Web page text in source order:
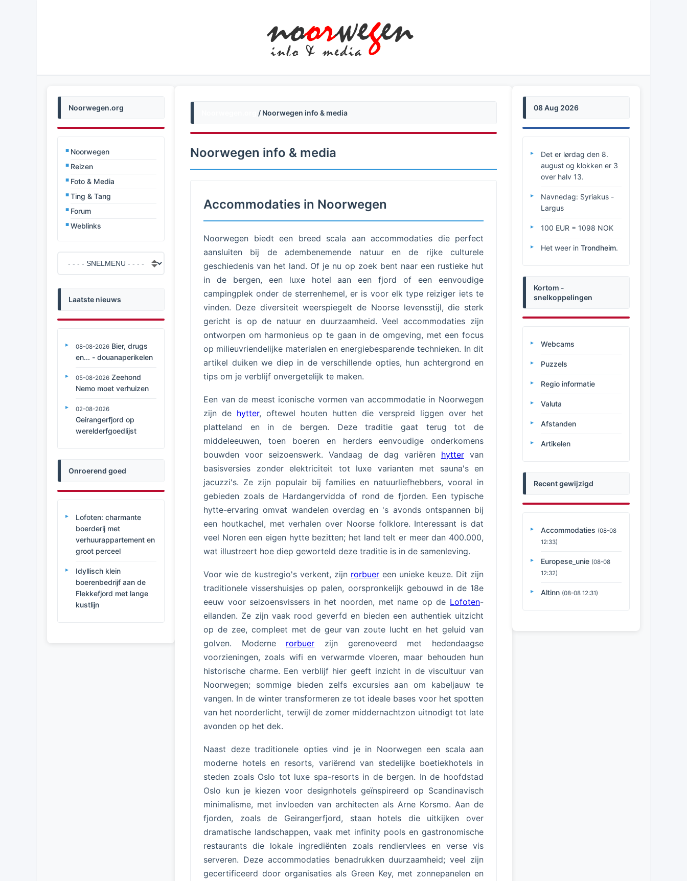
Noorwegen.org
Noorwegen
Reizen
Foto & Media
Ting & Tang
Forum
Weblinks
Laatste nieuws
08-08-2026 Bier, drugs
en... - douanaperikelen
05-08-2026 Zeehond
Nemo moet verhuizen
02-08-2026
Geirangerfjord op
werelderfgoedlijst
Onroerend goed
Lofoten: charmante
boerderij met
verhuurappartement en
groot perceel
Idyllisch klein
boerenbedrijf aan de
Flekkefjord met lange
kustlijn
/ Noorwegen info & media
Noorwegen info & media
Accommodaties in Noorwegen
Noorwegen biedt een breed scala aan accommodaties die perfect
aansluiten bij de adembenemende natuur en de rijke culturele
geschiedenis van het land. Of je nu op zoek bent naar een rustieke hut
in de bergen, een luxe hotel aan een fjord of een eenvoudige
campingplek onder de sterrenhemel, er is voor elk type reiziger iets te
vinden. Deze diversiteit weerspiegelt de Noorse levensstijl, die sterk
gericht is op de natuur en duurzaamheid. Veel accommodaties zijn
ontworpen om harmonieus op te gaan in de omgeving, met een focus
op milieuvriendelijke materialen en energiebesparende technieken. In dit
artikel duiken we diep in de verschillende opties, hun achtergrond en
tips om je verblijf onvergetelijk te maken.
Een van de meest iconische vormen van accommodatie in Noorwegen
zijn de hytter, oftewel houten hutten die verspreid liggen over het
platteland en in de bergen. Deze traditie gaat terug tot de
middeleeuwen, toen boeren en herders eenvoudige onderkomens
bouwden voor seizoenswerk. Vandaag de dag variëren hyttervan
basisversies zonder elektriciteit tot luxe varianten met sauna's en
jacuzzi's. Ze zijn populair bij families en natuurliefhebbers, vooral in
gebieden zoals de Hardangervidda of rond de fjorden. Een typische
hytte-ervaring omvat wandelen overdag en 's avonds ontspannen bij
een houtkachel, met verhalen over Noorse folklore. Interessant is dat
veel Noren een eigen hytte bezitten; het land telt er meer dan 400.000,
wat illustreert hoe diep geworteld deze traditie is in de samenleving.
Voor wie de kustregio's verkent, zijn rorbuer een unieke keuze. Dit zijn
traditionele vissershuisjes op palen, oorspronkelijk gebouwd in de 18e
eeuw voor seizoensvissers in het noorden, met name op de Lofoten-
eilanden. Ze zijn vaak rood geverfd en bieden een authentiek uitzicht
op de zee, compleet met de geur van zoute lucht en het geluid van
golven. Moderne rorbuer zijn gerenoveerd met hedendaagse
voorzieningen, zoals wifi en verwarmde vloeren, maar behouden hun
historische charme. Een verblijf hier geeft inzicht in de viscultuur van
Noorwegen; sommige bieden zelfs excursies aan om kabeljauw te
vangen. In de winter transformeren ze tot ideale bases voor het spotten
van het noorderlicht, terwijl de zomer middernachtzon uitnodigt tot late
avonden op het dek.
Naast deze traditionele opties vind je in Noorwegen een scala aan
moderne hotels en resorts, variërend van stedelijke boetiekhotels in
steden zoals Oslo tot luxe spa-resorts in de bergen. In de hoofdstad
Oslo kun je kiezen voor designhotels geïnspireerd op Scandinavisch
minimalisme, met invloeden van architecten als Arne Korsmo. Aan de
fjorden, zoals de Geirangerfjord, staan hotels die uitkijken over
dramatische landschappen, vaak met infinity pools en gastronomische
restaurants die lokale ingrediënten zoals rendiervlees en verse vis
serveren. Deze accommodaties benadrukken duurzaamheid; veel zijn
gecertificeerd door organisaties als Green Key, met zonnepanelen en
08 Aug 2026
Det er lørdag den 8.
august og klokken er 3
over halv 13.
Navnedag: Syriakus -
Largus
100 EUR = 1098 NOK
Het weer in Trondheim.
Kortom -
snelkoppelingen
Webcams
Puzzels
Regio informatie
Valuta
Afstanden
Artikelen
Recent gewijzigd
Accommodaties (08-08
12:33)
Europese_unie (08-08
12:32)
Altinn (08-08 12:31)